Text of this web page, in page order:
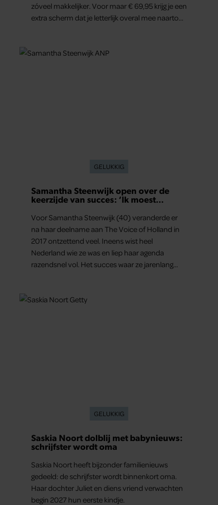
zóveel makkelijker. Voor maar € 69,95 krijg je een
extra scherm dat je letterlijk overal mee naartoe
GELUKKIG
Samantha Steenwijk open over de
keerzijde van succes: ‘Ik moest
Voor Samantha Steenwijk (40) veranderde er
na haar deelname aan The Voice of Holland in
2017 ontzettend veel. Ineens wist heel
Nederland wie ze was en liep haar agenda
razendsnel vol. Het succes waar ze jarenlang
GELUKKIG
Saskia Noort dolblij met babynieuws:
schrijfster wordt oma
Saskia Noort heeft bijzonder familienieuws
gedeeld: de schrijfster wordt binnenkort oma.
Haar dochter Juliet en diens vriend verwachten
begin 2027 hun eerste kindje.